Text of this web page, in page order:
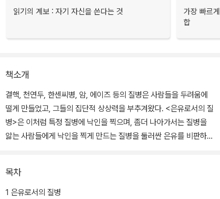
읽기의 계보 : 자기 자신을 쓴다는 것
가장 빠르
합
책소개
결핵, 천연두, 한센씨병, 암, 에이즈 등의 질병은 사람들을 두려움에
떨게 만들었고, 그들의 집단적 상상력을 부추겨왔다. <은유로서의 질
병>은 이처럼 특정 질병에 낙인을 찍으며, 좀더 나아가서는 질병을
앓는 사람들에게 낙인을 찍게 만드는 질병을 둘러싼 은유를 비판하는
이 책은
명성(Transparency)'이라는 개념을 추구해온 그녀의 연구 중 '중간
목차
1 은유로서의 질병